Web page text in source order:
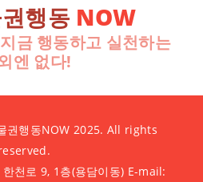
행동 NOW
금 행동하고 실천하는
엔 없다!
권행동NOW 2025. All rights
천로 9, 1층(용담이동) E-mail: